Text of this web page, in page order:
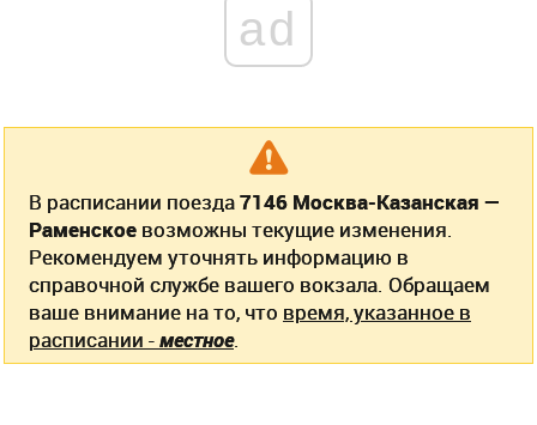
ad
В расписании поезда7146 Москва-Казанская —
Раменское возможны текущие изменения.
Рекомендуем уточнять информацию в
справочной службе вашего вокзала. Обращаем
ваше внимание на то, что время, указанное в
расписании -местное.